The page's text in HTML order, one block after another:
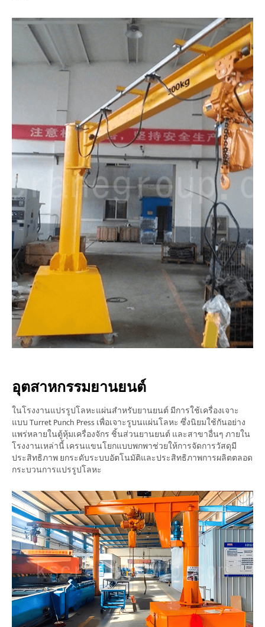
อุตสาหกรรมยานยนต์
ในโรงงานแปรรูปโลหะแผ่นสำหรับยานยนต์ มีการใช้เครื่องเจาะ
แบบ Turret Punch Press เพื่อเจาะรูบนแผ่นโลหะ ซึ่งนิยมใช้กันอย่าง
แพร่หลายในตู้หุ้มเครื่องจักร ชิ้นส่วนยานยนต์ และสาขาอื่นๆ ภายใน
โรงงานเหล่านี้ เครนแขนโยกแบบพกพาช่วยให้การจัดการวัสดุมี
ประสิทธิภาพ ยกระดับระบบอัตโนมัติและประสิทธิภาพการผลิตตลอด
กระบวนการแปรรูปโลหะ